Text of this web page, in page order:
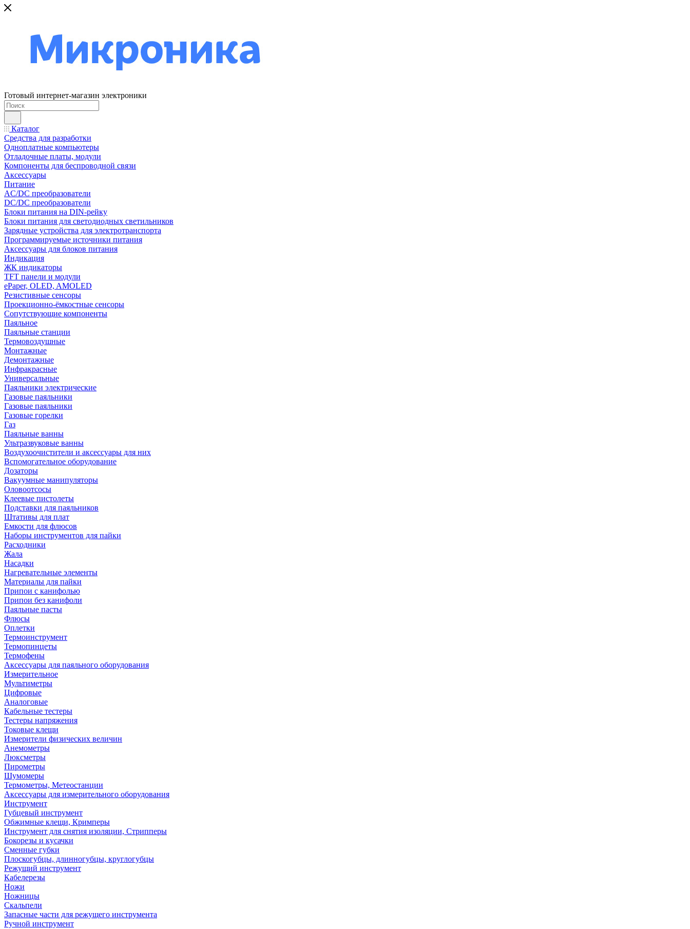
Готовый интернет-магазин электроники
Каталог
Средства для разработки
Одноплатные компьютеры
Отладочные платы, модули
Компоненты для беспроводной связи
Аксессуары
Питание
AC/DC преобразователи
DC/DC преобразователи
Блоки питания на DIN-рейку
Блоки питания для светодиодных светильников
Зарядные устройства для электротранспорта
Программируемые источники питания
Аксессуары для блоков питания
Индикация
ЖК индикаторы
TFT панели и модули
ePaper, OLED, AMOLED
Резистивные сенсоры
Проекционно-ёмкостные сенсоры
Сопутствующие компоненты
Паяльное
Паяльные станции
Термовоздушные
Монтажные
Демонтажные
Инфракрасные
Универсальные
Паяльники электрические
Газовые паяльники
Газовые паяльники
Газовые горелки
Газ
Паяльные ванны
Ультразвуковые ванны
Воздухоочистители и аксессуары для них
Вспомогательное оборудование
Дозаторы
Вакуумные манипуляторы
Оловоотсосы
Клеевые пистолеты
Подставки для паяльников
Штативы для плат
Емкости для флюсов
Наборы инструментов для пайки
Расходники
Жала
Насадки
Нагревательные элементы
Материалы для пайки
Припои с канифолью
Припои без канифоли
Паяльные пасты
Флюсы
Оплетки
Термоинструмент
Термопинцеты
Термофены
Аксессуары для паяльного оборудования
Измерительное
Мультиметры
Цифровые
Аналоговые
Кабельные тестеры
Тестеры напряжения
Токовые клещи
Измерители физических величин
Анемометры
Люксметры
Пирометры
Шумомеры
Термометры, Метеостанции
Аксессуары для измерительного оборудования
Инструмент
Губцевый инструмент
Обжимные клещи, Кримперы
Инструмент для снятия изоляции, Стрипперы
Бокорезы и кусачки
Сменные губки
Плоскогубцы, длинногубцы, круглогубцы
Режущий инструмент
Кабелерезы
Ножи
Ножницы
Скальпели
Запасные части для режущего инструмента
Ручной инструмент